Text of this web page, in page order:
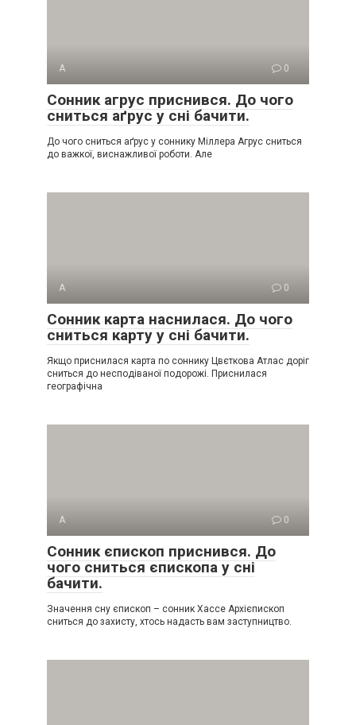
А 0
Сонник агрус приснився. До чого
сниться аґрус у сні бачити.
До чого сниться аґрус у соннику Міллера Агрус сниться
до важкої, виснажливої роботи. Але
А 0
Сонник карта наснилася. До чого
сниться карту у сні бачити.
Якщо приснилася карта по соннику Цвєткова Атлас доріг
сниться до несподіваної подорожі. Приснилася
географічна
А 0
Сонник єпископ приснився. До
чого сниться єпископа у сні
бачити.
Значення сну єпископ – сонник Хассе Архієпископ
сниться до захисту, хтось надасть вам заступництво.